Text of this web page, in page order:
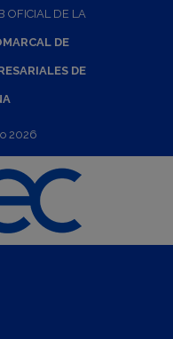
OFICIAL DE LA
DE
DE
2026